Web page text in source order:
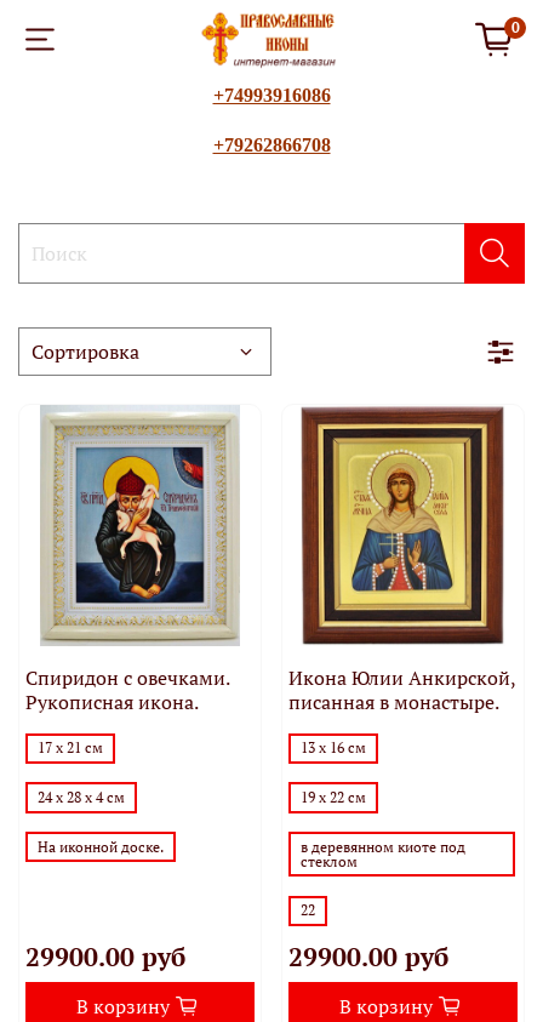
0
+74993916086
+79262866708
Спиридон с овечками.
Рукописная икона.
17 х 21 см
24 х 28 х 4 см
На иконной доске.
29900.00 руб
В корзину
Икона Юлии Анкирской,
писанная в монастыре.
13 х 16 см
19 х 22 см
в деревянном киоте под
стеклом
22
29900.00 руб
В корзину